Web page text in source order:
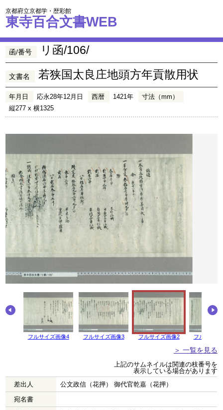
京都府立京都学・歴彩館
東寺百合文書WEB
函/番号 リ函/106/
文書名 若狭国太良庄地頭方年貢散用状
年月日 応永28年12月日 西暦 1421年
寸法（mm）
縦277 x 横1325
フルサイズ画像4 フルサイズ画像3 フルサイズ画像2 フルサイズ
＞ 一覧を見る
上記のサムネイルは関連の枝番号を
表示している場合があります
差出人
公文政信（花押） 御代官乾嘉（花押）
宛名書